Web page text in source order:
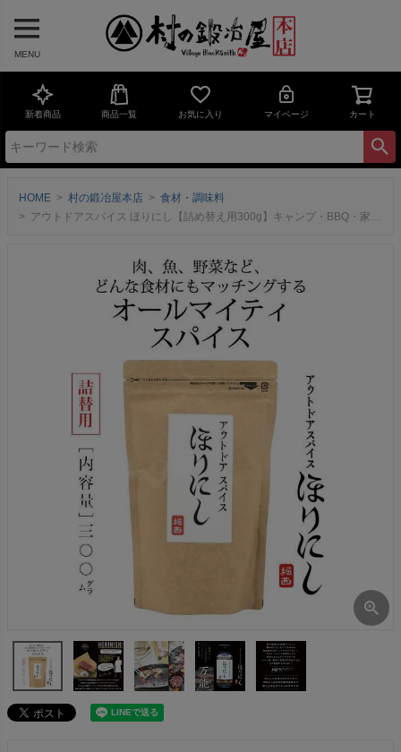
MENU
新着商品 商品一覧 お気に入り マイページ カート
HOME 村の鍛冶屋本店
食材・調味料
アウトドアスパイス ほりにし【詰め替え用300g】キャンプ・BBQ・家庭料理にマッチするオールマイティ調味料！［OR-SP-HORINISHI-RE］＜日本製＞アウトドアショップOrange、堀西マネージャー監修のスペシャルブレンドスパイス！